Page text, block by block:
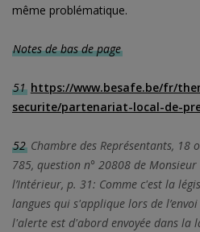
même problématique.
Notes de bas de page
51 https://www.besafe.be/fr/
securite/partenariat-local-de-
52 Chambre des Représentants, 18
785, question n° 20808 de
l’Intérieur, p. 31: Comme c'est la
langues qui s'applique lors de
l'alerte est d'abord envoyée dans la